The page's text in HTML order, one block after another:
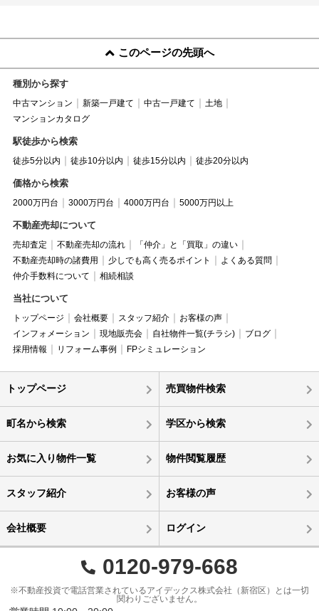
このページの先頭へ
種別から探す
中古マンション 新築一戸建て 中古一戸建て
土地
マンションカタログ
駅徒歩から検索
徒歩5分以内 徒歩10分以内 徒歩15分以内 徒歩20分以内
価格から検索
2000万円台 3000万円台 4000万円台 5000万円以上
不動産売却について
売却査定 不動産売却の流れ
「仲介」と「買取」の違い
不動産売却時の諸費用
少しでも高く売るポイント
よくある質問
仲介手数料について
相続相談
当社について
トップページ 会社概要 スタッフ紹介
お客様の声
インフォメーション
現地販売会 自社物件一覧(チラシ)
ブログ
採用情報
リフォーム事例 FPシミュレーション
トップページ 売買物件検索
町名から検索 学区から検索
お気に入り物件一覧 物件閲覧履歴
スタッフ紹介 お客様の声
会社概要 ログイン
0120-979-668
※不動産投資で電話営業されているアイデックス株式会社（新宿区）とは一切
関わりございません。